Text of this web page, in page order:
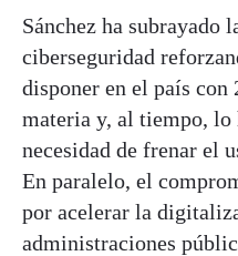
Sánchez ha subrayado
ciberseguridad
disponer en el país con
materia y, al tiempo, lo
necesidad de frenar el
En paralelo, el
por acelerar la
administraciones